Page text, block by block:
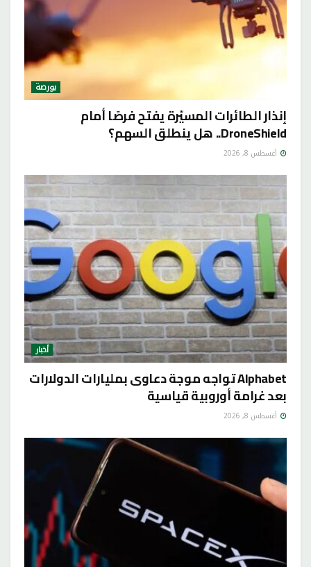
بورصة
إنذار الطائرات المسيّرة يفتح فرصًا أمام
DroneShield.. هل ينطلق السهم؟
أغسطس 8, 2026
أخبار
Alphabet تواجه موجة دعاوى بمليارات الدولارات
بعد غرامة أوروبية قياسية
أغسطس 8, 2026